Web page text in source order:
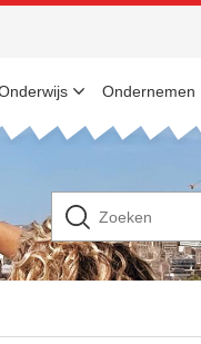
Ondernemen
ben
op
zoek